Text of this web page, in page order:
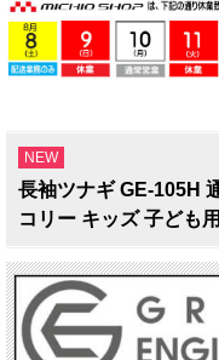
NEW
長袖ツナギ GE-105H
コリー キッズ 子ども